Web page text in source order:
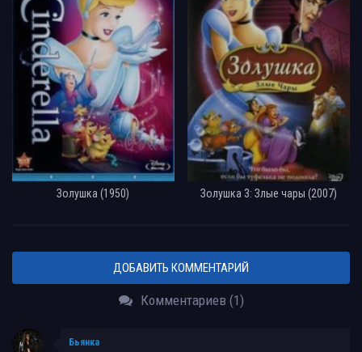
Золушка (1950) Золушка 3: Злые чары (2007)
ДОБАВИТЬ КОММЕНТАРИЙ
Комментариев (1)
Бьянка